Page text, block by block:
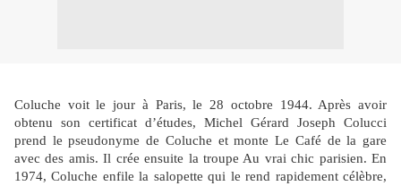
Coluche voit le jour à Paris, le 28 octobre 1944. Après avoir
obtenu son certificat d’études, Michel Gérard Joseph Colucci
prend le pseudonyme de Coluche et monte Le Café de la gare
avec des amis. Il crée ensuite la troupe Au vrai chic parisien. En
1974, Coluche enfile la salopette qui le rend rapidement célèbre,